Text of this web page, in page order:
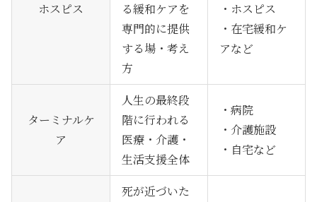
ホスピス
る緩和ケアを
専門的に提供
する場・考え
方
・ホスピス
・在宅緩和ケ
アなど
ターミナルケ
ア
人生の最終段
階に行われる
医療・介護・
生活支援全体
・病院
・介護施設
・自宅など
死が近づいた